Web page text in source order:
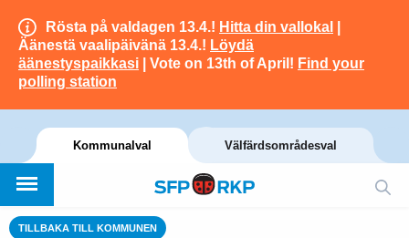
Rösta på valdagen 13.4.! Hitta din vallokal
Äänestä vaalipäivänä 13.4.! Löydä
äänestyspaikkasi | Vote on 13th of April! Find your
polling station
Kommunalval Välfärdsområdesval
TILLBAKA TILL KOMMUNEN